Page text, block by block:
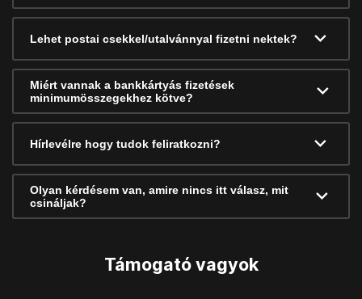
Lehet postai csekkel/utalvánnyal fizetni nektek?
Miért vannak a bankkártyás fizetések
minimumösszegekhez kötve?
Hírlevélre hogy tudok feliratkozni?
Olyan kérdésem van, amire nincs itt válasz, mit
csináljak?
Támogató vagyok